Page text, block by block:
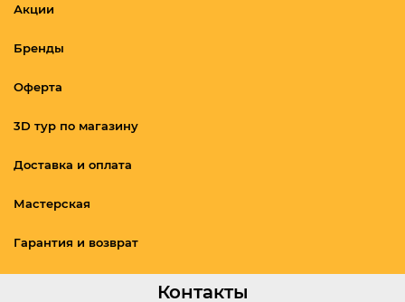
Акции
Бренды
Оферта
3D тур по магазину
Доставка и оплата
Мастерская
Гарантия и возврат
Контакты